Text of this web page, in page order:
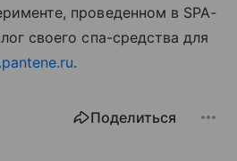
проведенном в SPA-
своего спа-средства для
.
Поделиться